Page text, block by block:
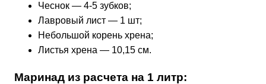
Чеснок — 4-5 зубков;
Лавровый лист — 1 шт;
Небольшой корень хрена;
Листья хрена — 10,15 см.
Маринад из расчета на 1 литр: